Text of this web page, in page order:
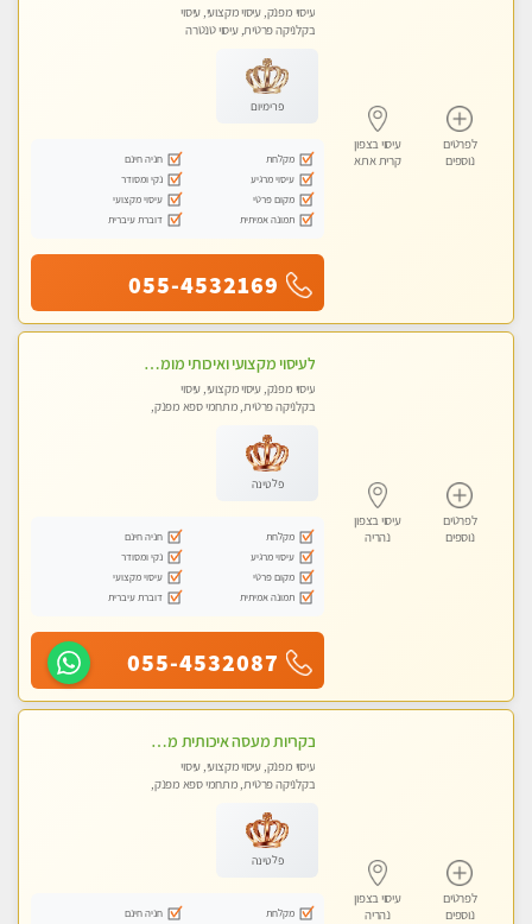
לפרטים
נוספים
עיסוי בצפון
קרית אתא
עיסוי מפנק, עיסוי מקצועי, עיסוי
בקלניקה פרטית, עיסוי טנטרה
פרימיום
מקלחת
חניה חינם
עיסוי מרגיע
נקי ומסודר
מקום פרטי
עיסוי מקצועי
תמונה אמיתית
דוברת עיברית
055-4532169
לפרטים
נוספים
עיסוי בצפון
נהריה
לעיסוי מקצועי ואיכותי מומלץ מאוד!! ממתינה לך שתגיע לנהריה מעסה פרטית
עיסוי מפנק, עיסוי מקצועי, עיסוי
בקלניקה פרטית, מתחמי ספא מפנק,
פלטינה
מקלחת
חניה חינם
עיסוי מרגיע
נקי ומסודר
מקום פרטי
עיסוי מקצועי
תמונה אמיתית
דוברת עיברית
055-4532087
לפרטים
נוספים
עיסוי בצפון
נהריה
בקריות מעסה איכותית מפנקת ומקצועית עיסוי חלומי ..... ללא מין !!
עיסוי מפנק, עיסוי מקצועי, עיסוי
בקלניקה פרטית, מתחמי ספא מפנק,
פלטינה
מקלחת
חניה חינם